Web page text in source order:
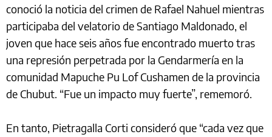
conoció la noticia del crimen de Rafael Nahuel mientras
participaba del velatorio de Santiago Maldonado, el
joven que hace seis años fue encontrado muerto tras
una represión perpetrada por la Gendarmería en la
comunidad Mapuche Pu Lof Cushamen de la provincia
de Chubut. “Fue un impacto muy fuerte”, rememoró.
En tanto, Pietragalla Corti consideró que “cada vez que